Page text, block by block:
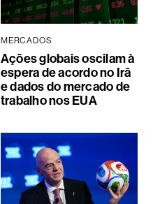
MERCADOS
Ações globais oscilam à
espera de acordo no Irã
e dados do mercado de
trabalho nos EUA